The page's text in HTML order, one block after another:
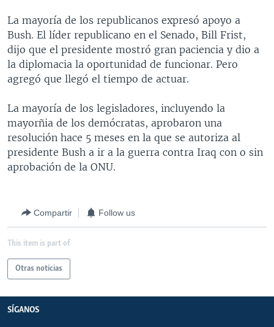
ENTRETENIMIENTO
La mayoría de los republicanos expresó apoyo a
Bush. El líder republicano en el Senado, Bill Frist,
dijo que el presidente mostró gran paciencia y dio a
la diplomacia la oportunidad de funcionar. Pero
agregó que llegó el tiempo de actuar.
La mayoría de los legisladores, incluyendo la
mayorñia de los demócratas, aprobaron una
resolución hace 5 meses en la que se autoriza al
presidente Bush a ir a la guerra contra Iraq con o sin
aprobación de la ONU.
Compartir Follow us
This item is part of
Otras noticias
SÍGANOS